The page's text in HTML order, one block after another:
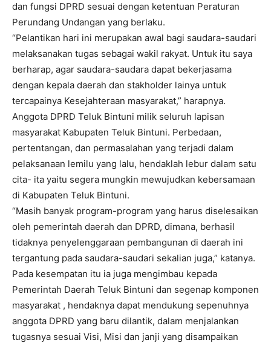
dan fungsi DPRD sesuai dengan ketentuan Peraturan
Perundang Undangan yang berlaku.
“Pelantikan hari ini merupakan awal bagi saudara-saudari
melaksanakan tugas sebagai wakil rakyat. Untuk itu saya
berharap, agar saudara-saudara dapat bekerjasama
dengan kepala daerah dan stakholder lainya untuk
tercapainya Kesejahteraan masyarakat,” harapnya.
Anggota DPRD Teluk Bintuni milik seluruh lapisan
masyarakat Kabupaten Teluk Bintuni. Perbedaan,
pertentangan, dan permasalahan yang terjadi dalam
pelaksanaan lemilu yang lalu, hendaklah lebur dalam satu
cita- ita yaitu segera mungkin mewujudkan kebersamaan
di Kabupaten Teluk Bintuni.
“Masih banyak program-program yang harus diselesaikan
oleh pemerintah daerah dan DPRD, dimana, berhasil
tidaknya penyelenggaraan pembangunan di daerah ini
tergantung pada saudara-saudari sekalian juga,” katanya.
Pada kesempatan itu ia juga mengimbau kepada
Pemerintah Daerah Teluk Bintuni dan segenap komponen
masyarakat , hendaknya dapat mendukung sepenuhnya
anggota DPRD yang baru dilantik, dalam menjalankan
tugasnya sesuai Visi, Misi dan janji yang disampaikan